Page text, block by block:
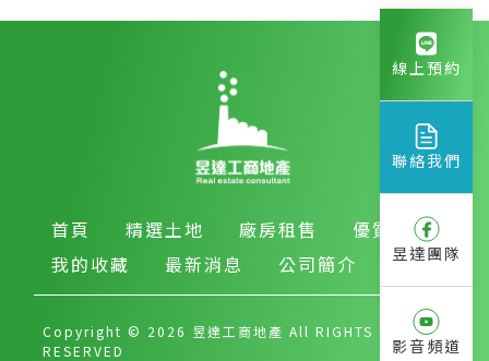
首頁 精選土地 廠房租售
優質房產
我的收藏
最新消息 公司簡介
Copyright © 2026 昱達工商地產 All RIGHTS
RESERVED
線上預約
聯絡我們
昱達團隊
影音頻道